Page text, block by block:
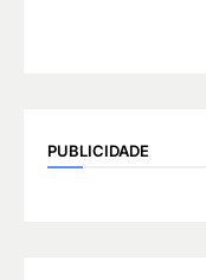
PUBLICIDADE